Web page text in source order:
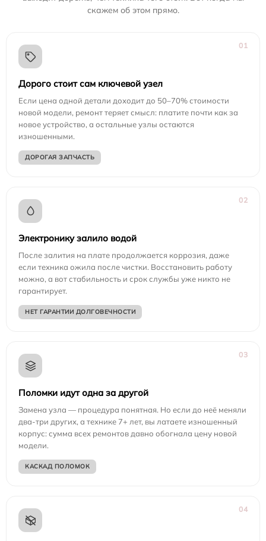
скажем об этом прямо.
01
Дорого стоит сам ключевой узел
Если цена одной детали доходит до 50–70% стоимости
новой модели, ремонт теряет смысл: платите почти как за
новое устройство, а остальные узлы остаются
изношенными.
ДОРОГАЯ ЗАПЧАСТЬ
02
Электронику залило водой
После залития на плате продолжается коррозия, даже
если техника ожила после чистки. Восстановить работу
можно, а вот стабильность и срок службы уже никто не
гарантирует.
НЕТ ГАРАНТИИ ДОЛГОВЕЧНОСТИ
03
Поломки идут одна за другой
Замена узла — процедура понятная. Но если до неё меняли
два-три других, а технике 7+ лет, вы латаете изношенный
корпус: сумма всех ремонтов давно обогнала цену новой
модели.
КАСКАД ПОЛОМОК
04